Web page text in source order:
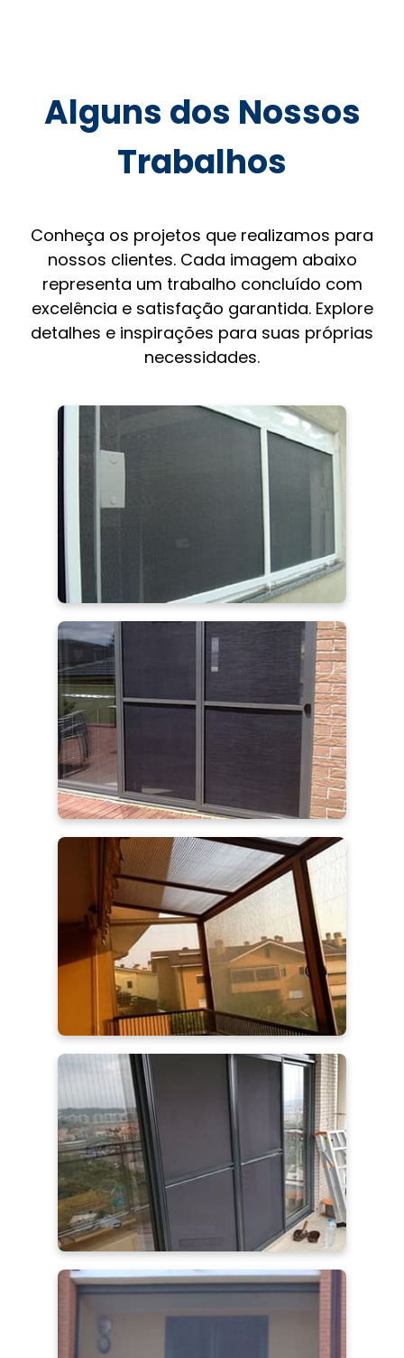
Alguns dos Nossos
Trabalhos
Conheça os projetos que realizamos para
nossos clientes. Cada imagem abaixo
representa um trabalho concluído com
excelência e satisfação garantida. Explore
detalhes e inspirações para suas próprias
necessidades.